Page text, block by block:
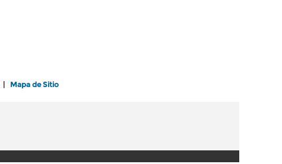
Mapa de Sitio